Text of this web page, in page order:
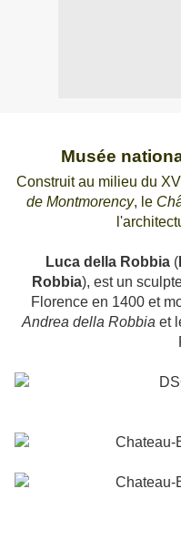
Musée
Construit au milieu du XVI
de Montmorency, le
Luca della Robbia(
Robbia), est un
Florence en 1400 et
Andrea della Robbia et